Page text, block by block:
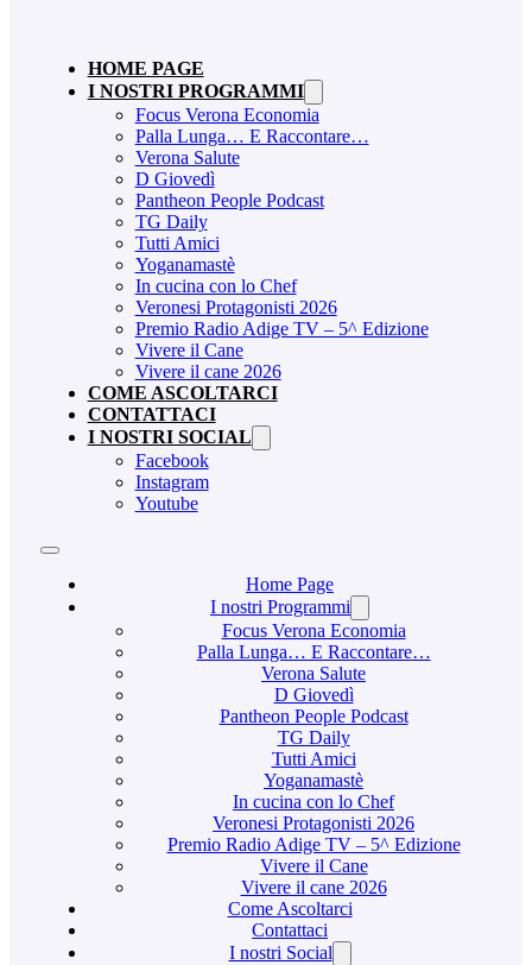
HOME PAGE
I NOSTRI PROGRAMMI
Focus Verona Economia
Palla Lunga… E Raccontare…
Verona Salute
D Giovedì
Pantheon People Podcast
TG Daily
Tutti Amici
Yoganamastè
In cucina con lo Chef
Veronesi Protagonisti 2026
Premio Radio Adige TV – 5^ Edizione
Vivere il Cane
Vivere il cane 2026
COME ASCOLTARCI
CONTATTACI
I NOSTRI SOCIAL
Facebook
Instagram
Youtube
Home Page
I nostri Programmi
Focus Verona Economia
Palla Lunga… E Raccontare…
Verona Salute
D Giovedì
Pantheon People Podcast
TG Daily
Tutti Amici
Yoganamastè
In cucina con lo Chef
Veronesi Protagonisti 2026
Premio Radio Adige TV – 5^ Edizione
Vivere il Cane
Vivere il cane 2026
Come Ascoltarci
Contattaci
I nostri Social